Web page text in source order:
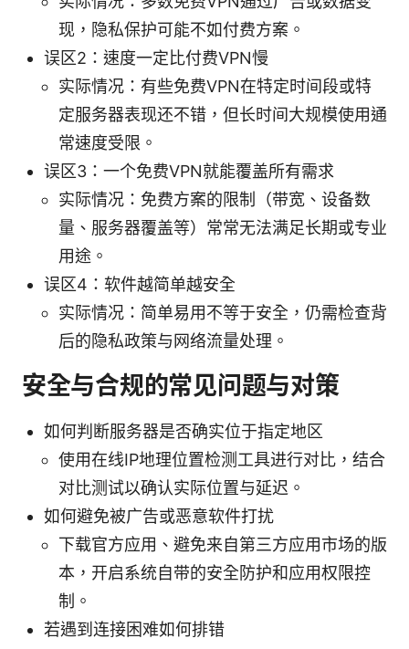
现，隐私保护可能不如付费方案。
误区2：速度一定比付费VPN慢
实际情况：有些免费VPN在特定时间段或特
定服务器表现还不错，但长时间大规模使用通
常速度受限。
误区3：一个免费VPN就能覆盖所有需求
实际情况：免费方案的限制（带宽、设备数
量、服务器覆盖等）常常无法满足长期或专业
用途。
误区4：软件越简单越安全
实际情况：简单易用不等于安全，仍需检查背
后的隐私政策与网络流量处理。
安全与合规的常见问题与对策
如何判断服务器是否确实位于指定地区
使用在线IP地理位置检测工具进行对比，结合
对比测试以确认实际位置与延迟。
如何避免被广告或恶意软件打扰
下载官方应用、避免来自第三方应用市场的版
本，开启系统自带的安全防护和应用权限控
制。
若遇到连接困难如何排错